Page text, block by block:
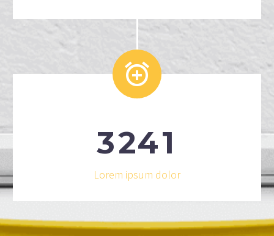


3241
Lorem ipsum dolor